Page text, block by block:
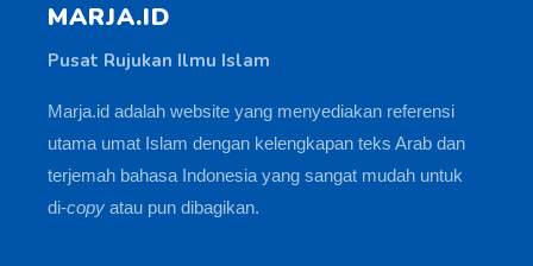
MARJA.ID
Pusat Rujukan Ilmu Islam
Marja.id adalah website yang menyediakan referensi
utama umat Islam dengan kelengkapan teks Arab dan
terjemah bahasa Indonesia yang sangat mudah untuk
di-copy atau pun dibagikan.